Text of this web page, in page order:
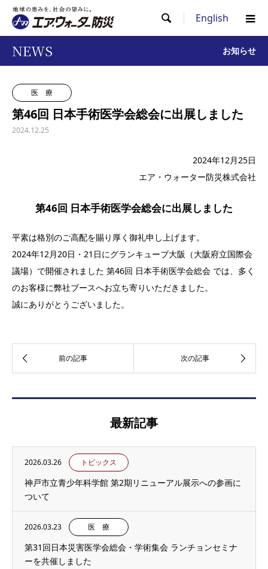
 English
NEWS お知らせ
医 療
第46回 日本手術医学会総会に出展しました
2024.12.25
2024年12月25日
エア・ウォーター防災株式会社
第46回 日本手術医学会総会に出展しました
平素は格別のご高配を賜り厚く御礼申し上げます。
2024年12月20日・21日にグランキューブ大阪（大阪府立国際会
議場）で開催されました 第46回 日本手術医学会総会 では、多く
のお客様に弊社ブースへお立ち寄りいただきました。
誠にありがとうございました。
最新記事
2026.03.26 トピックス
神戸市立青少年科学館 第2期リニューアル展示への参画に
ついて
2026.03.23 医 療
第31回日本災害医学会総会・学術集会 ランチョンセミナ
ーを共催しました